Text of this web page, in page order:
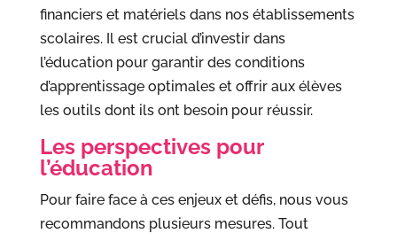
financiers et matériels dans nos établissements
scolaires. Il est crucial d’investir dans
l’éducation pour garantir des conditions
d’apprentissage optimales et offrir aux élèves
les outils dont ils ont besoin pour réussir.
Les perspectives pour
l’éducation
Pour faire face à ces enjeux et défis, nous vous
recommandons plusieurs mesures. Tout